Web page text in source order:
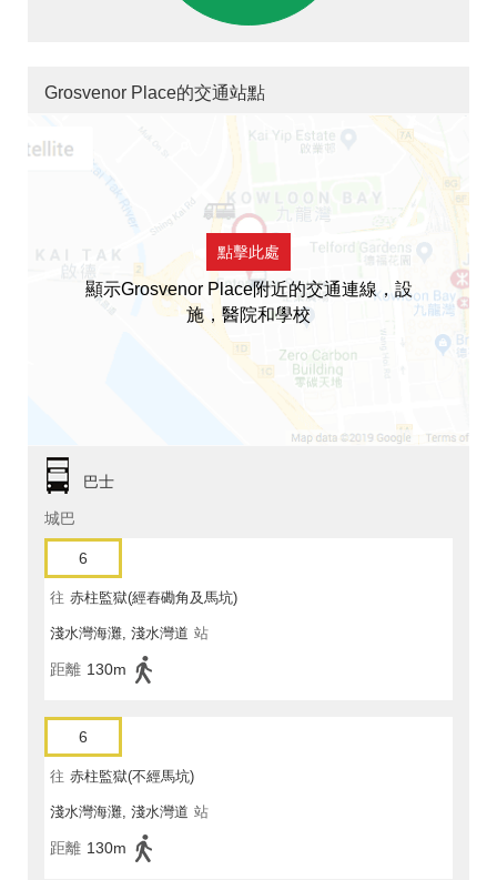
Grosvenor Place的交通站點
點擊此處
顯示Grosvenor Place附近的交通連線，設
施，醫院和學校
巴士
城巴
6
往 赤柱監獄(經舂磡角及馬坑)
淺水灣海灘, 淺水灣道 站
距離 130m
6
往 赤柱監獄(不經馬坑)
淺水灣海灘, 淺水灣道 站
距離 130m